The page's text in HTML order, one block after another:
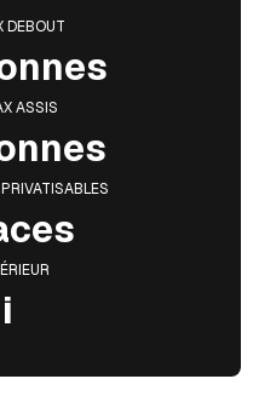
DEBOUT
ASSIS